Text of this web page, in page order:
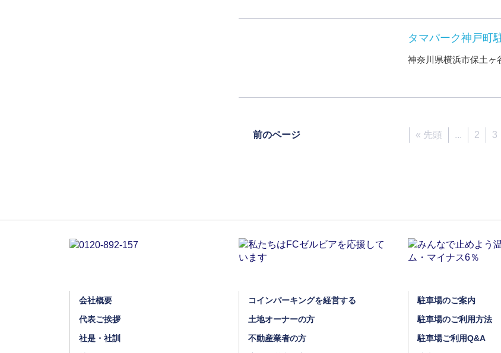
タマパーク神戸町
神奈川県横浜市保土ヶ
« 先頭
前のページ ... 2 3
会社概要
代表ご挨拶
社是・社訓
コインパーキングを経営する
土地オーナーの方
不動産業者の方
駐車場のご案内
駐車場のご利用方法
駐車場ご利用Q&A